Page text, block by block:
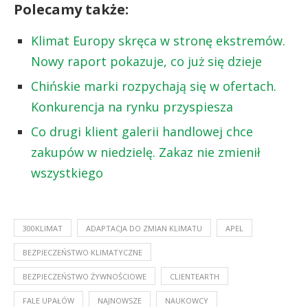
Polecamy także:
Klimat Europy skręca w stronę ekstremów.
Nowy raport pokazuje, co już się dzieje
Chińskie marki rozpychają się w ofertach.
Konkurencja na rynku przyspiesza
Co drugi klient galerii handlowej chce
zakupów w niedzielę. Zakaz nie zmienił
wszystkiego
300KLIMAT ADAPTACJA DO ZMIAN KLIMATU APEL
BEZPIECZEŃSTWO KLIMATYCZNE
BEZPIECZEŃSTWO ŻYWNOŚCIOWE CLIENTEARTH
FALE UPAŁÓW NAJNOWSZE NAUKOWCY